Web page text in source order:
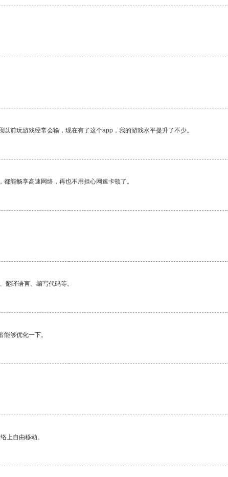
前玩游戏经常会输，现在有了这个app，我的游戏水平提升了不少。
能畅享高速网络，再也不用担心网速卡顿了。
翻译语言、编写代码等。
够优化一下。
上自由移动。